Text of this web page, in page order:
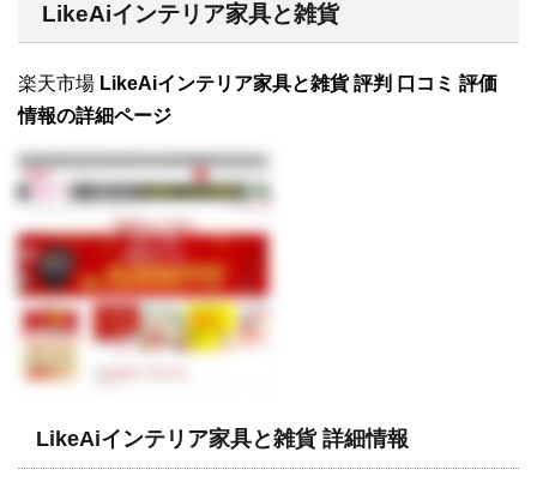
LikeAiインテリア家具と雑貨
楽天市場 LikeAiインテリア家具と雑貨 評判 口コミ 評価
情報の詳細ページ
LikeAiインテリア家具と雑貨 詳細情報